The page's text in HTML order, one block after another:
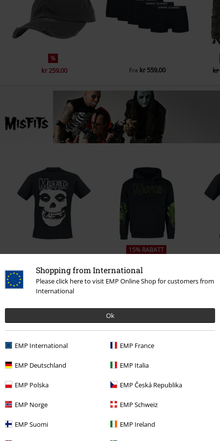
Shopping from International
Please click here to visit EMP Online Shop for customers from
International
Ok
EMP International EMP France
EMP Deutschland EMP Italia
EMP Polska EMP Česká Republika
EMP Norge EMP Schweiz
EMP Suomi EMP Ireland
%
kr 259,00 Fra kr 559,00 kr
15% RABATT
0 Anmeldelse
Fortell oss hva du synes om "Logo".